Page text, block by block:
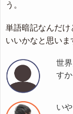
う。
単語暗記なんだけ
いいかなと思いま
世
すか
い